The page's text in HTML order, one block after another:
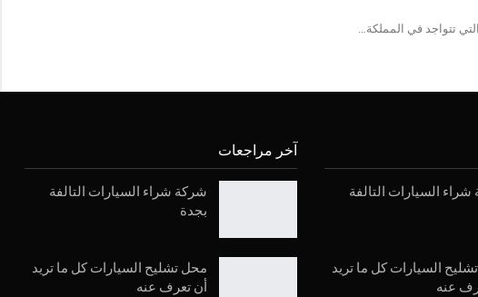
تتواجد في المملكة…
السيارات التالفة
السيارات كل ما تريد
عنه
آخر مراجعات
شركة شراء السيارات التالفة
بجدة
محل تشليح السيارات كل ما تريد
أن تعرف عنه